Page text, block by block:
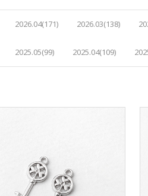
2026.04(171) 2026.03(138)
2025.05(99) 2025.04(109)